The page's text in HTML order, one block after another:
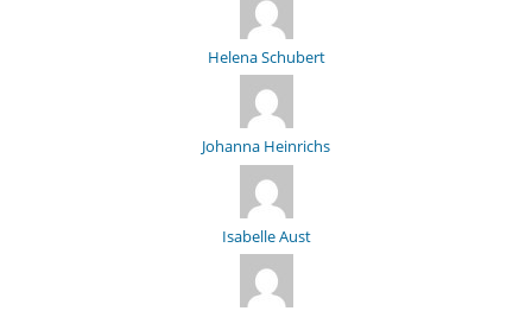
Helena Schubert
Johanna Heinrichs
Isabelle Aust